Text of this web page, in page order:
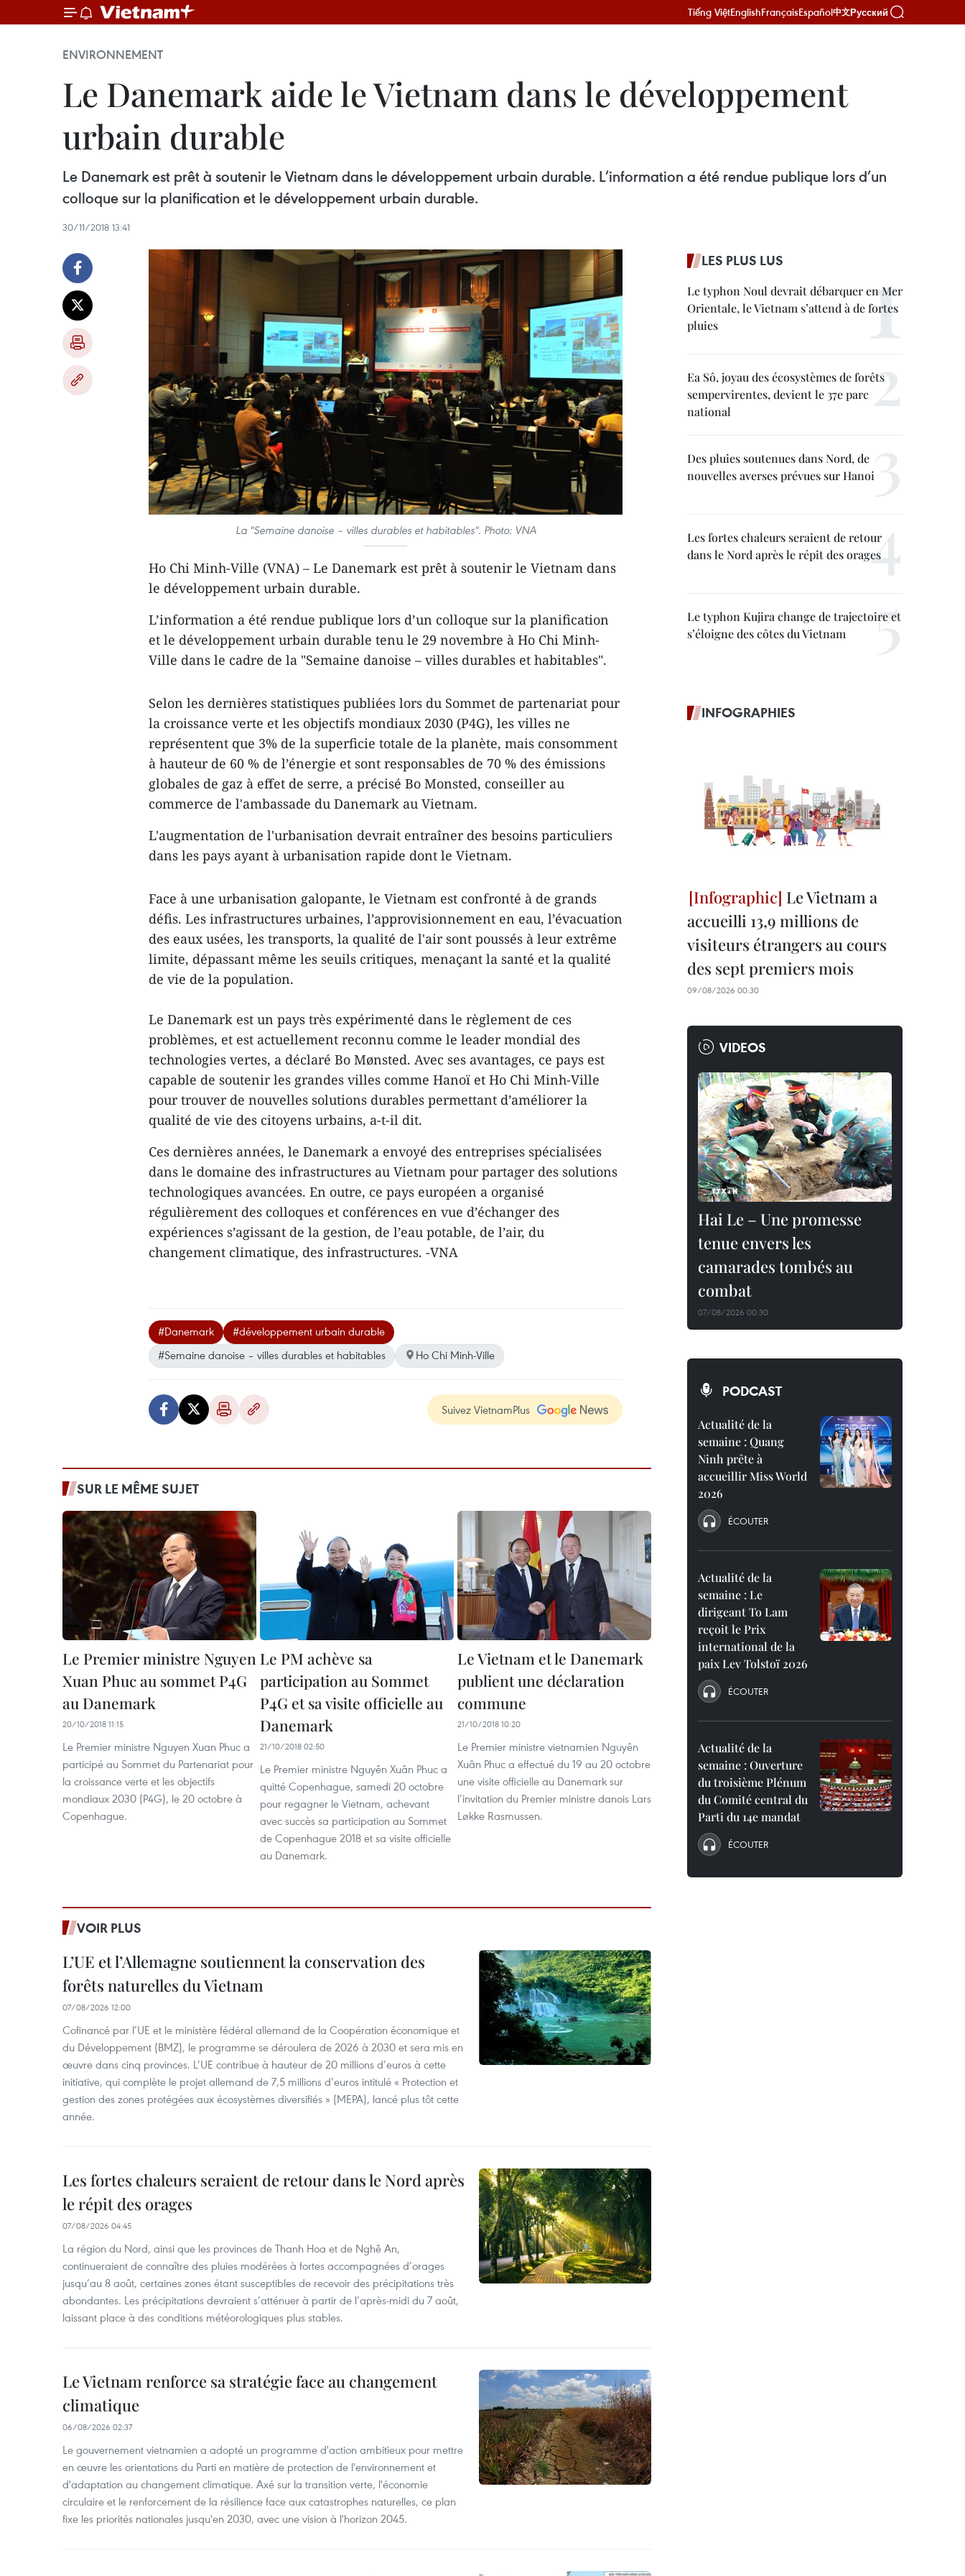
Tiếng ViệtEnglishFrançaisEspañol中文Русский
ENVIRONNEMENT
Le Danemark aide le Vietnam dans le développement
urbain durable
Le Danemark est prêt à soutenir le Vietnam dans le développement urbain durable. L’information a été rendue publique lors d’un
colloque sur la planification et le développement urbain durable.
30/11/2018 13:41
La "Semaine danoise – villes durables et habitables". Photo: VNA
Ho Chi Minh-Ville (VNA) – Le Danemark est prêt à soutenir le Vietnam dans
le développement urbain durable.
L’information a été rendue publique lors d’un colloque sur la planification
et le développement urbain durable tenu le 29 novembre à Ho Chi Minh-
Ville dans le cadre de la "Semaine danoise – villes durables et habitables".
Selon les dernières statistiques publiées lors du Sommet de partenariat pour
la croissance verte et les objectifs mondiaux 2030 (P4G), les villes ne
représentent que 3% de la superficie totale de la planète, mais consomment
à hauteur de 60 % de l’énergie et sont responsables de 70 % des émissions
globales de gaz à effet de serre, a précisé Bo Monsted, conseiller au
commerce de l'ambassade du Danemark au Vietnam.
L'augmentation de l'urbanisation devrait entraîner des besoins particuliers
dans les pays ayant à urbanisation rapide dont le Vietnam.
Face à une urbanisation galopante, le Vietnam est confronté à de grands
défis. Les infrastructures urbaines, l’approvisionnement en eau, l’évacuation
des eaux usées, les transports, la qualité de l'air sont poussés à leur extrême
limite, dépassant même les seuils critiques, menaçant la santé et la qualité
de vie de la population.
Le Danemark est un pays très expérimenté dans le règlement de ces
problèmes, et est actuellement reconnu comme le leader mondial des
technologies vertes, a déclaré Bo Mønsted. Avec ses avantages, ce pays est
capable de soutenir les grandes villes comme Hanoï et Ho Chi Minh-Ville
pour trouver de nouvelles solutions durables permettant d’améliorer la
qualité de vie des citoyens urbains, a-t-il dit.
Ces dernières années, le Danemark a envoyé des entreprises spécialisées
dans le domaine des infrastructures au Vietnam pour partager des solutions
technologiques avancées. En outre, ce pays européen a organisé
régulièrement des colloques et conférences en vue d’échanger des
expériences s’agissant de la gestion, de l’eau potable, de l’air, du
changement climatique, des infrastructures. -VNA
#Danemark
#développement urbain durable
#Semaine danoise – villes durables et habitables
Ho Chi Minh-Ville
Suivez VietnamPlus
SUR LE MÊME SUJET
Le Premier ministre Nguyen
Xuan Phuc au sommet P4G
au Danemark
20/10/2018 11:15
Le Premier ministre Nguyen Xuan Phuc a
participé au Sommet du Partenariat pour
la croissance verte et les objectifs
mondiaux 2030 (P4G), le 20 octobre à
Copenhague.
Le PM achève sa
participation au Sommet
P4G et sa visite officielle au
Danemark
21/10/2018 02:50
Le Premier ministre Nguyên Xuân Phuc a
quitté Copenhague, samedi 20 octobre
pour regagner le Vietnam, achevant
avec succès sa participation au Sommet
de Copenhague 2018 et sa visite officielle
au Danemark.
Le Vietnam et le Danemark
publient une déclaration
commune
21/10/2018 10:20
Le Premier ministre vietnamien Nguyên
Xuân Phuc a effectué du 19 au 20 octobre
une visite officielle au Danemark sur
l’invitation du Premier ministre danois Lars
Løkke Rasmussen.
VOIR PLUS
L’UE et l’Allemagne soutiennent la conservation des
forêts naturelles du Vietnam
07/08/2026 12:00
Cofinancé par l’UE et le ministère fédéral allemand de la Coopération économique et
du Développement (BMZ), le programme se déroulera de 2026 à 2030 et sera mis en
œuvre dans cinq provinces. L’UE contribue à hauteur de 20 millions d’euros à cette
initiative, qui complète le projet allemand de 7,5 millions d’euros intitulé « Protection et
gestion des zones protégées aux écosystèmes diversifiés » (MEPA), lancé plus tôt cette
année.
Les fortes chaleurs seraient de retour dans le Nord après
le répit des orages
07/08/2026 04:45
La région du Nord, ainsi que les provinces de Thanh Hoa et de Nghê An,
continueraient de connaître des pluies modérées à fortes accompagnées d’orages
jusqu’au 8 août, certaines zones étant susceptibles de recevoir des précipitations très
abondantes. Les précipitations devraient s’atténuer à partir de l’après-midi du 7 août,
laissant place à des conditions météorologiques plus stables.
Le Vietnam renforce sa stratégie face au changement
climatique
06/08/2026 02:37
Le gouvernement vietnamien a adopté un programme d'action ambitieux pour mettre
en œuvre les orientations du Parti en matière de protection de l'environnement et
d'adaptation au changement climatique. Axé sur la transition verte, l'économie
circulaire et le renforcement de la résilience face aux catastrophes naturelles, ce plan
fixe les priorités nationales jusqu'en 2030, avec une vision à l'horizon 2045.
LES PLUS LUS
Le typhon Noul devrait débarquer en Mer
Orientale, le Vietnam s’attend à de fortes
pluies
Ea Sô, joyau des écosystèmes de forêts
sempervirentes, devient le 37e parc
national
Des pluies soutenues dans Nord, de
nouvelles averses prévues sur Hanoi
Les fortes chaleurs seraient de retour
dans le Nord après le répit des orages
Le typhon Kujira change de trajectoire et
s’éloigne des côtes du Vietnam
INFOGRAPHIES
Le Vietnam a
accueilli 13,9 millions de
visiteurs étrangers au cours
des sept premiers mois
09/08/2026 00:30
VIDEOS
Hai Le – Une promesse
tenue envers les
camarades tombés au
combat
07/08/2026 00:30
PODCAST
Actualité de la
semaine : Quang
Ninh prête à
accueillir Miss World
2026
ÉCOUTER
Actualité de la
semaine : Le
dirigeant To Lam
reçoit le Prix
international de la
paix Lev Tolstoï 2026
ÉCOUTER
Actualité de la
semaine : Ouverture
du troisième Plénum
du Comité central du
Parti du 14e mandat
ÉCOUTER